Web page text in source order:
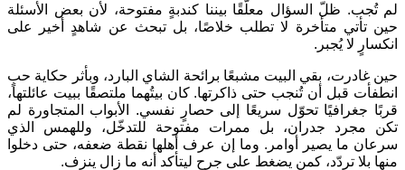
لم تُجب. ظلّ السؤال معلّقًا بيننا كندبةٍ مفتوحة، لأن بعض الأسئلة
حين تأتي متأخرة لا تطلب خلاصًا، بل تبحث عن شاهدٍ أخير على
انكسارٍ لا يُجبر.
حين غادرت، بقي البيت مشبعًا برائحة الشاي البارد، وبأثر حكاية حبٍ
انطفأت قبل أن تُنجب حتى ذاكرتها. كان بيتُهما ملتصقًا ببيت عائلتها،
قربًا جغرافيًا تحوّل سريعًا إلى حصارٍ نفسي. الأبواب المتجاورة لم
تكن مجرد جدران، بل ممرات مفتوحة للتدخّل، وللهمس الذي
سرعان ما يصير أوامر. وما إن عرف أهلها نقطة ضعفه، حتى دخلوا
منها بلا تردّد، كمن يضغط على جرحٍ ليتأكد أنه ما زال ينزف.